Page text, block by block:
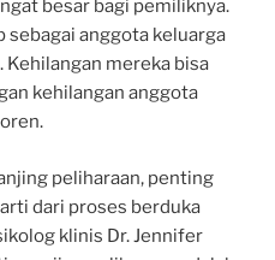
besar bagi pemiliknya.
sebagai anggota keluarga
Kehilangan mereka bisa
kehilangan anggota
peliharaan, penting
dari proses berduka
klinis Dr. Jennifer